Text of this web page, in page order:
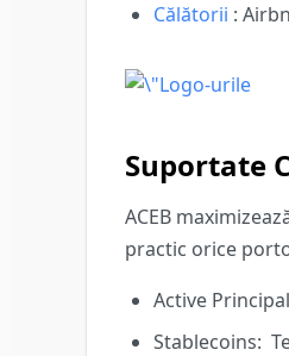
Călătorii :
Suportate
ACEB
practic orice
Active
Stablecoins: